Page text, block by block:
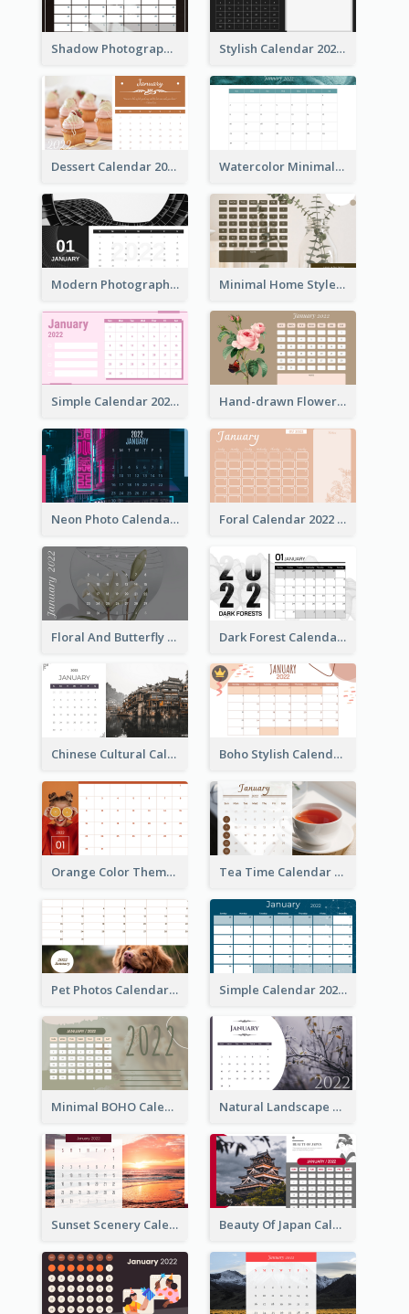
Shadow Photography Calendar 2022 Stylish Calendar 2022
Dessert Calendar 2022 Watercolor Minimalist Calendar
Modern Photography Calendar 2022 Minimal Home Style Calendar
Simple Calendar 2022 With Notes Hand-drawn Flowers Calender
Neon Photo Calendar Foral Calendar 2022 With Notes
Floral And Butterfly Calendar Dark Forest Calendar
Chinese Cultural Calendar 2022 Boho Stylish Calendar
Orange Color Theme Calendar Tea Time Calendar 2022
Pet Photos Calendar Simple Calendar 2022
Minimal BOHO Calendar Natural Landscape Calendar 2022
Sunset Scenery Calendar Beauty Of Japan Calendar